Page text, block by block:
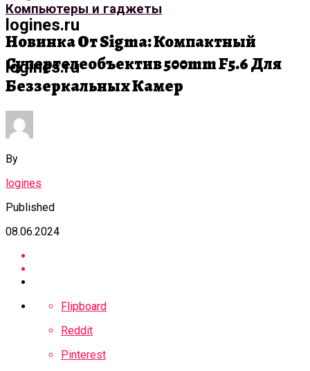
logines.ru
logines.ru
Компьютеры и гаджеты
Новинка От Sigma: Компактный
Супертелеобъектив 500mm F5.6 Для
Беззеркальных Камер
By
logines
Published
08.06.2024
Flipboard
Reddit
Pinterest